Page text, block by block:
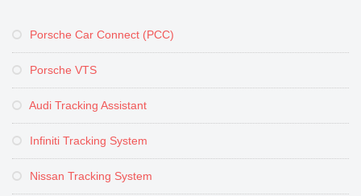
Porsche Car Connect (PCC)
Porsche VTS
Audi Tracking Assistant
Infiniti Tracking System
Nissan Tracking System